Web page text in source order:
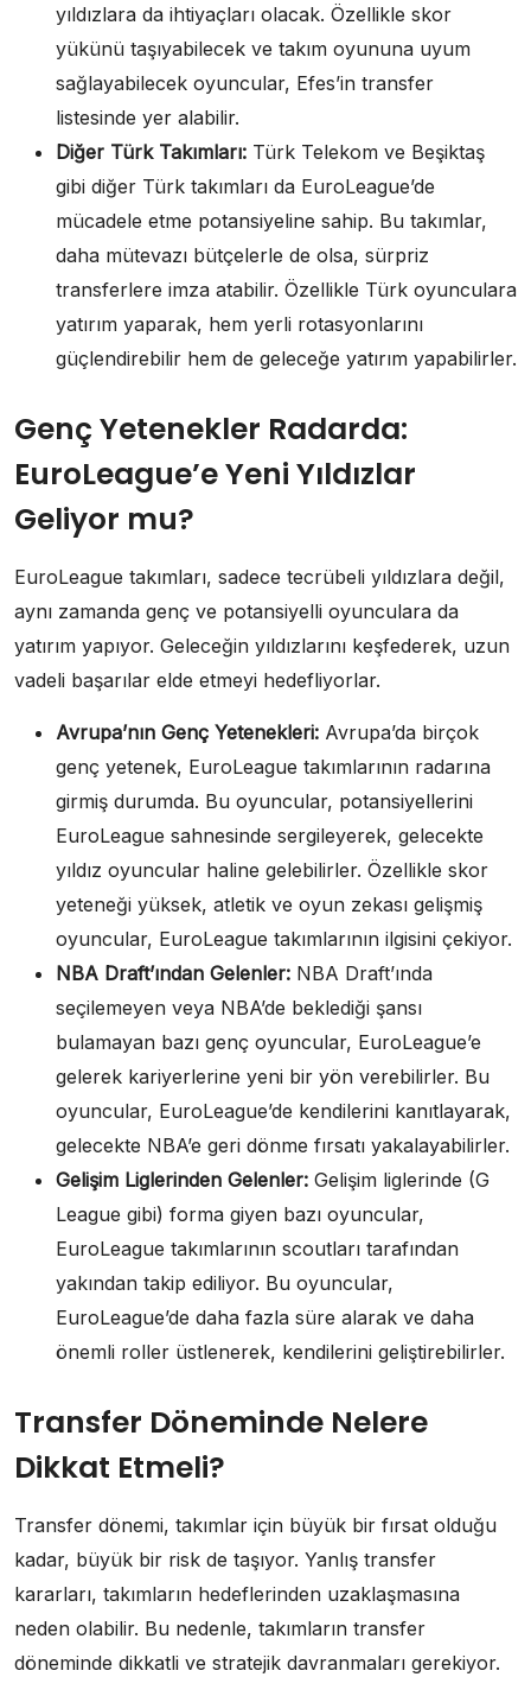
yıldızlara da ihtiyaçları olacak. Özellikle skor
yükünü taşıyabilecek ve takım oyununa uyum
sağlayabilecek oyuncular, Efes’in transfer
listesinde yer alabilir.
Diğer Türk Takımları: Türk Telekom ve Beşiktaş
gibi diğer Türk takımları da EuroLeague’de
mücadele etme potansiyeline sahip. Bu takımlar,
daha mütevazı bütçelerle de olsa, sürpriz
transferlere imza atabilir. Özellikle Türk oyunculara
yatırım yaparak, hem yerli rotasyonlarını
güçlendirebilir hem de geleceğe yatırım yapabilirler.
Genç Yetenekler Radarda:
EuroLeague’e Yeni Yıldızlar
Geliyor mu?
EuroLeague takımları, sadece tecrübeli yıldızlara değil,
aynı zamanda genç ve potansiyelli oyunculara da
yatırım yapıyor. Geleceğin yıldızlarını keşfederek, uzun
vadeli başarılar elde etmeyi hedefliyorlar.
Avrupa’nın Genç Yetenekleri: Avrupa’da birçok
genç yetenek, EuroLeague takımlarının radarına
girmiş durumda. Bu oyuncular, potansiyellerini
EuroLeague sahnesinde sergileyerek, gelecekte
yıldız oyuncular haline gelebilirler. Özellikle skor
yeteneği yüksek, atletik ve oyun zekası gelişmiş
oyuncular, EuroLeague takımlarının ilgisini çekiyor.
NBA Draft’ından Gelenler: NBA Draft’ında
seçilemeyen veya NBA’de beklediği şansı
bulamayan bazı genç oyuncular, EuroLeague’e
gelerek kariyerlerine yeni bir yön verebilirler. Bu
oyuncular, EuroLeague’de kendilerini kanıtlayarak,
gelecekte NBA’e geri dönme fırsatı yakalayabilirler.
Gelişim Liglerinden Gelenler: Gelişim liglerinde (G
League gibi) forma giyen bazı oyuncular,
EuroLeague takımlarının scoutları tarafından
yakından takip ediliyor. Bu oyuncular,
EuroLeague’de daha fazla süre alarak ve daha
önemli roller üstlenerek, kendilerini geliştirebilirler.
Transfer Döneminde Nelere
Dikkat Etmeli?
Transfer dönemi, takımlar için büyük bir fırsat olduğu
kadar, büyük bir risk de taşıyor. Yanlış transfer
kararları, takımların hedeflerinden uzaklaşmasına
neden olabilir. Bu nedenle, takımların transfer
döneminde dikkatli ve stratejik davranmaları gerekiyor.